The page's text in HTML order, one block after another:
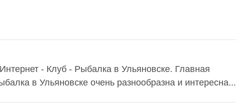
- Клуб - Рыбалка в Ульяновске. Главная
в Ульяновске очень разнообразна и интересна...